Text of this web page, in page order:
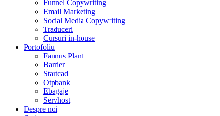
Funnel Copywriting
Email Marketing
Social Media Copywriting
Traduceri
Cursuri in-house
Portofoliu
Faunus Plant
Barrier
Startcad
Otpbank
Ebagaje
Servhost
Despre noi